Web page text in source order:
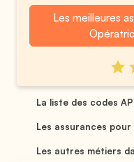
Les meilleures
La liste des codes
Les assurances
Les autres métiers